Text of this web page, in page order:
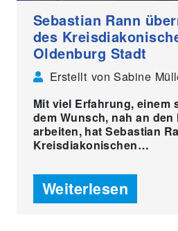
Sebastian Rann
des
Oldenburg Stadt
Erstellt von Sabine
Mit viel Erfahrung, einem
dem Wunsch, nah an den
arbeiten, hat Sebastian
Kreisdiakonischen…
Weiterlesen